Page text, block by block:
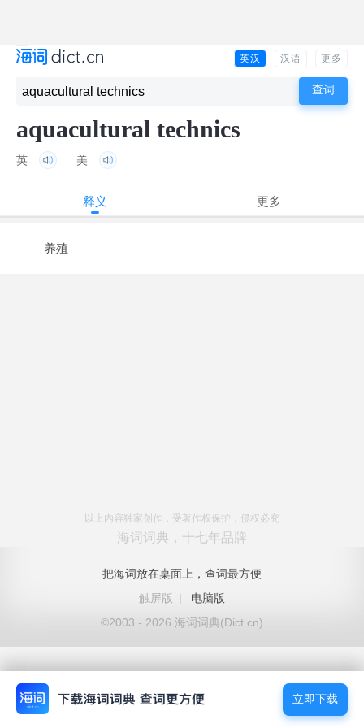
英汉 汉语 更多
aquacultural technics
英 美
释义 更多
养殖
以上内容独家创作，受著作权保护，侵权必究
海词词典，十七年品牌
把海词放在桌面上，查词最方便
触屏版
|
电脑版
©2003 - 2026 海词词典(Dict.cn)
立即下载
立即下载